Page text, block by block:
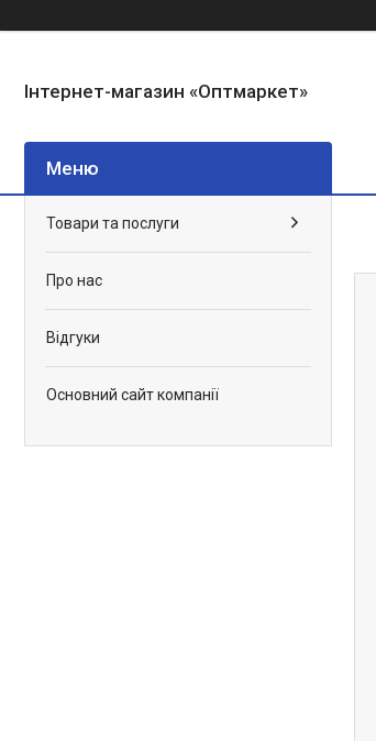
Інтернет-магазин «Оптмаркет»
Товари та послуги
Про нас
Відгуки
Основний сайт компанії